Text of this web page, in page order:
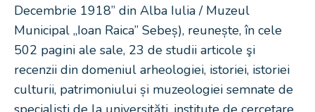
Decembrie 1918” din Alba Iulia / Muzeul
Municipal „Ioan Raica” Sebeș), reunește, în cele
502 pagini ale sale, 23 de studii articole şi
recenzii din domeniul arheologiei, istoriei, istoriei
culturii, patrimoniului și muzeologiei semnate de